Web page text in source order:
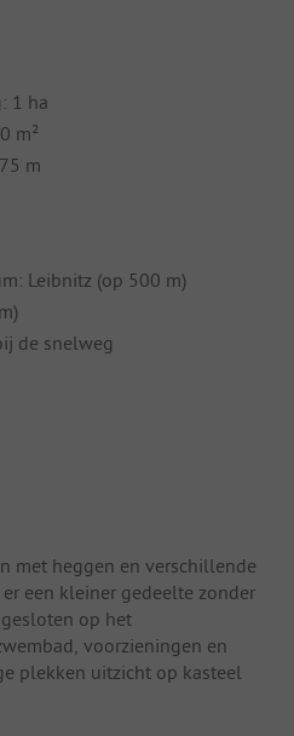
1 ha
m²
m
Leibnitz (op 500 m)
de snelweg
met heggen en verschillende
een kleiner gedeelte zonder
op het
voorzieningen en
plekken uitzicht op kasteel